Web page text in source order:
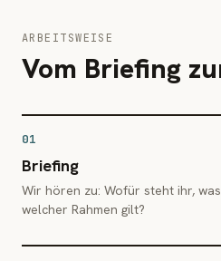
ARBEITSWEISE
Vom Briefing
01
Briefing
Wir hören zu: Wofür steht ihr,
welcher Rahmen gilt?